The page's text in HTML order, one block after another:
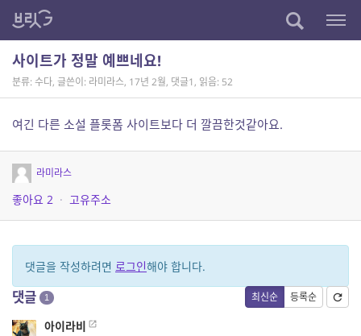
사이트가 정말 예쁘네요!
분류: 수다, 글쓴이: 라미라스, 17년 2월, 댓글1 , 읽음: 52
여긴 다른 소설 플롯폼 사이트보다 더 깔끔한것같아요.
라미라스
좋아요 2 · 고유주소
댓글을 작성하려면 로그인해야 합니다.
최신순 등록순
댓글 1
아이라비